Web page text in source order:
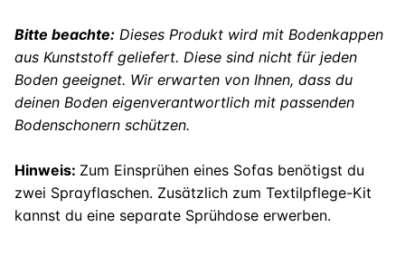
Bitte beachte: Dieses Produkt wird mit Bodenkappen
aus Kunststoff geliefert. Diese sind nicht für jeden
Boden geeignet. Wir erwarten von Ihnen, dass du
deinen Boden eigenverantwortlich mit passenden
Bodenschonern schützen.
Hinweis: Zum Einsprühen eines Sofas benötigst du
zwei Sprayflaschen. Zusätzlich zum Textilpflege-Kit
kannst du eine separate Sprühdose erwerben.